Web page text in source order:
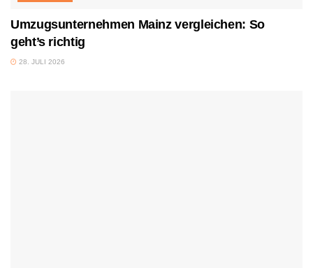
Umzugsunternehmen Mainz vergleichen: So
geht’s richtig
28. JULI 2026